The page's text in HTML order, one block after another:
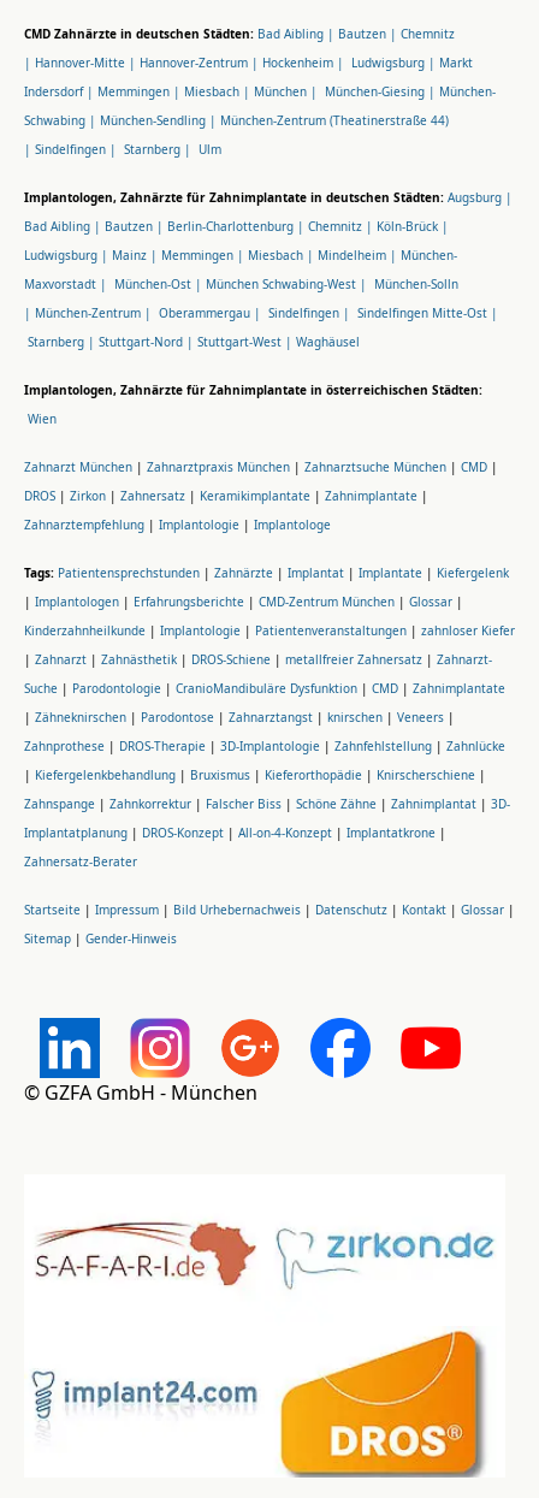
CMD Zahnärzte in deutschen Städten: Bad Aibling | Bautzen | Chemnitz
| Hannover-Mitte | Hannover-Zentrum | Hockenheim | Ludwigsburg | Markt
Indersdorf | Memmingen | Miesbach | München | München-Giesing | München-
Schwabing | München-Sendling | München-Zentrum (Theatinerstraße 44)
| Sindelfingen | Starnberg | Ulm
Implantologen, Zahnärzte für Zahnimplantate in deutschen Städten: Augsburg |
Bad Aibling | Bautzen | Berlin-Charlottenburg | Chemnitz | Köln-Brück |
Ludwigsburg | Mainz | Memmingen | Miesbach | Mindelheim | München-
Maxvorstadt |
München-Ost | München Schwabing-West |
München-Solln
| München-Zentrum | Oberammergau | Sindelfingen | Sindelfingen Mitte-Ost |
Starnberg | Stuttgart-Nord | Stuttgart-West | Waghäusel
Implantologen, Zahnärzte für Zahnimplantate in österreichischen Städten:
Wien
Zahnarzt München | Zahnarztpraxis München | Zahnarztsuche München | CMD |
DROS | Zirkon | Zahnersatz | Keramikimplantate | Zahnimplantate |
Zahnarztempfehlung | Implantologie | Implantologe
Tags: Patientensprechstunden | Zahnärzte | Implantat | Implantate | Kiefergelenk
| Implantologen | Erfahrungsberichte | CMD-Zentrum München | Glossar |
Kinderzahnheilkunde | Implantologie | Patientenveranstaltungen | zahnloser Kiefer
| Zahnarzt | Zahnästhetik | DROS-Schiene | metallfreier Zahnersatz | Zahnarzt-
Suche | Parodontologie | CranioMandibuläre Dysfunktion | CMD | Zahnimplantate
| Zähneknirschen | Parodontose | Zahnarztangst | knirschen | Veneers |
Zahnprothese | DROS-Therapie | 3D-Implantologie | Zahnfehlstellung | Zahnlücke
| Kiefergelenkbehandlung | Bruxismus | Kieferorthopädie | Knirscherschiene |
Zahnspange | Zahnkorrektur | Falscher Biss | Schöne Zähne | Zahnimplantat | 3D-
Implantatplanung | DROS-Konzept | All-on-4-Konzept | Implantatkrone |
Zahnersatz-Berater
Startseite | Impressum | Bild Urhebernachweis | Datenschutz | Kontakt | Glossar |
Sitemap | Gender-Hinweis
© GZFA GmbH - München